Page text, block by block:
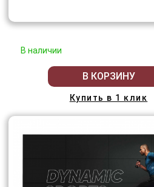
В наличии
В КОРЗИНУ
Купить в 1 клик